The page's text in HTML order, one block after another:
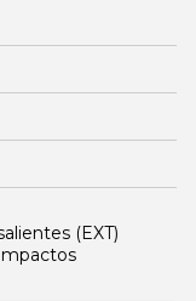
(EXT)